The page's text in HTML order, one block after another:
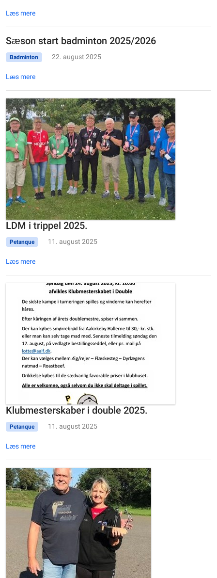
Læs mere
Sæson start badminton 2025/2026
Badminton 22. august 2025
Læs mere
LDM i trippel 2025.
Petanque 11. august 2025
Læs mere
Klubmesterskaber i double 2025.
Petanque 11. august 2025
Læs mere